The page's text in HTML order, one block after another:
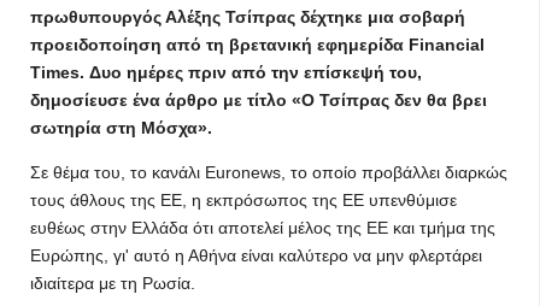
πρωθυπουργός Αλέξης Τσίπρας δέχτηκε μια σοβαρή
προειδοποίηση από τη βρετανική εφημερίδα Financial
Times. Δυο ημέρες πριν από την επίσκεψή του,
δημοσίευσε ένα άρθρο με τίτλο «Ο Τσίπρας δεν θα βρει
σωτηρία στη Μόσχα».
Σε θέμα του, το κανάλι Euronews, το οποίο προβάλλει διαρκώς
τους άθλους της ΕΕ, η εκπρόσωπος της ΕΕ υπενθύμισε
ευθέως στην Ελλάδα ότι αποτελεί μέλος της ΕΕ και τμήμα της
Ευρώπης, γι' αυτό η Αθήνα είναι καλύτερο να μην φλερτάρει
ιδιαίτερα με τη Ρωσία.